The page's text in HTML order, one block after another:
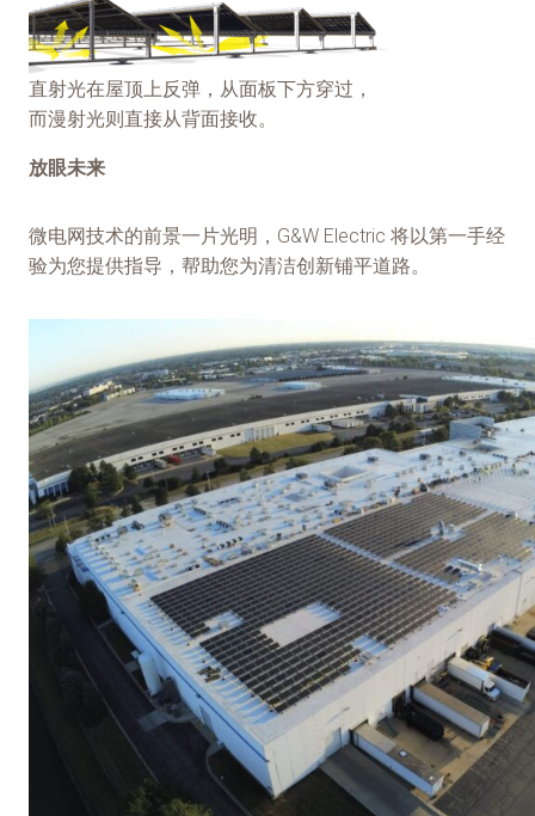
直射光在屋顶上反弹，从面板下方穿过，
而漫射光则直接从背面接收。
放眼未来
微电网技术的前景一片光明，G&W Electric 将以第一手经
验为您提供指导，帮助您为清洁创新铺平道路。